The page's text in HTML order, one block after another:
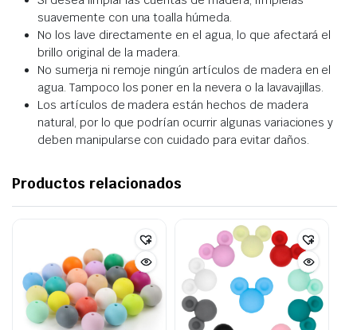
suavemente con una toalla húmeda.
No los lave directamente en el agua, lo que afectará el
brillo original de la madera.
No sumerja ni remoje ningún artículos de madera en el
agua. Tampoco los poner en la nevera o la lavavajillas.
Los artículos de madera están hechos de madera
natural, por lo que podrían ocurrir algunas variaciones y
deben manipularse con cuidado para evitar daños.
Productos relacionados